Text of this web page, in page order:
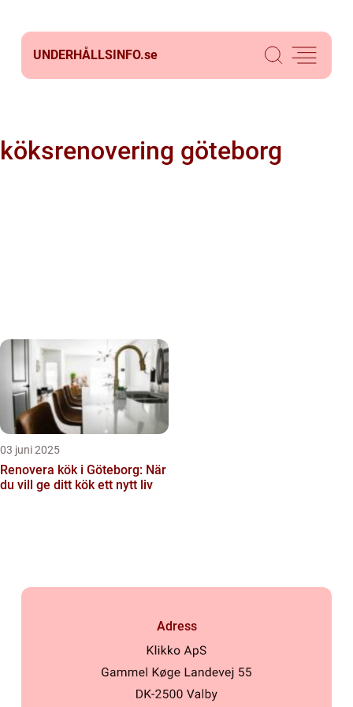
UNDERHÅLLSINFO.se
köksrenovering göteborg
03 juni 2025
Renovera kök i Göteborg: När
du vill ge ditt kök ett nytt liv
Adress